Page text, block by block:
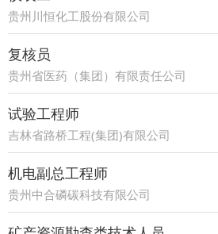
贵州川恒化工股份有限公司
复核员
贵州省医药（集团）有限责任公司
试验工程师
吉林省路桥工程(集团)有限公司
机电副总工程师
贵州中合磷碳科技有限公司